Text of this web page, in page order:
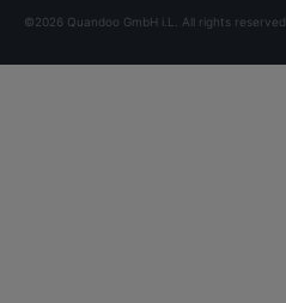
©2026 Quandoo GmbH i.L. All rights reserved